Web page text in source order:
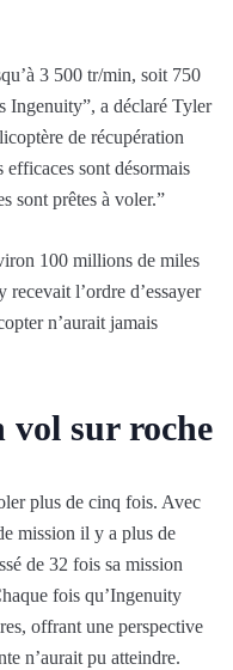
3 500 tr/min, soit 750
Ingenuity”, a déclaré Tyler
de récupération
efficaces sont désormais
sont prêtes à voler.”
100 millions de miles
l’ordre d’essayer
n’aurait jamais
vol sur roche
plus de cinq fois. Avec
mission il y a plus de
de 32 fois sa mission
fois qu’Ingenuity
offrant une perspective
n’aurait pu atteindre.